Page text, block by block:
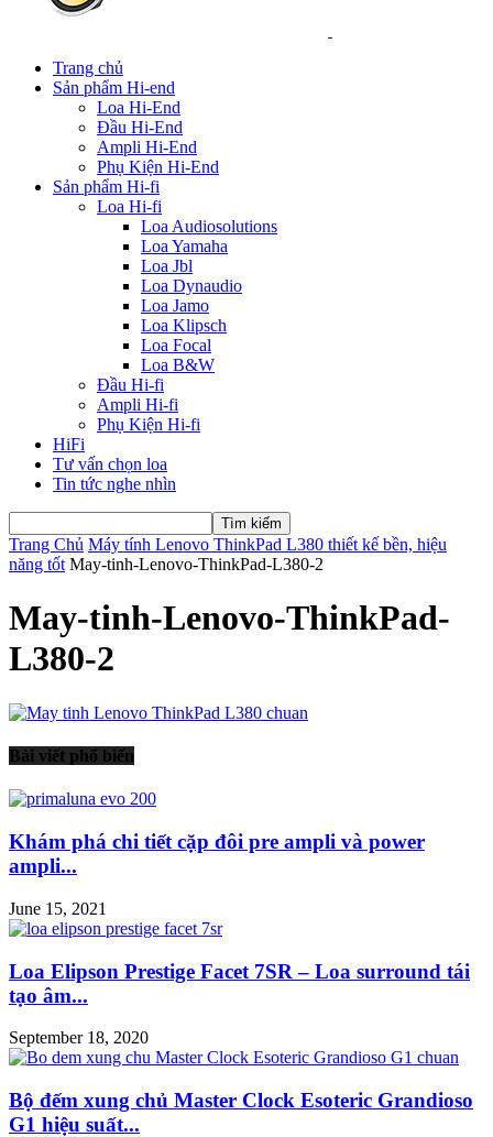
Trang chủ
Sản phẩm Hi-end
Loa Hi-End
Đầu Hi-End
Ampli Hi-End
Phụ Kiện Hi-End
Sản phẩm Hi-fi
Loa Hi-fi
Loa Audiosolutions
Loa Yamaha
Loa Jbl
Loa Dynaudio
Loa Jamo
Loa Klipsch
Loa Focal
Loa B&W
Đầu Hi-fi
Ampli Hi-fi
Phụ Kiện Hi-fi
HiFi
Tư vấn chọn loa
Tin tức nghe nhìn
Trang Chủ Máy tính Lenovo ThinkPad L380 thiết kế bền, hiệu
năng tốt May-tinh-Lenovo-ThinkPad-L380-2
May-tinh-Lenovo-ThinkPad-
L380-2
Bài viết phổ biến
Khám phá chi tiết cặp đôi pre ampli và power
ampli...
June 15, 2021
Loa Elipson Prestige Facet 7SR – Loa surround tái
tạo âm...
September 18, 2020
Bộ đếm xung chủ Master Clock Esoteric Grandioso
G1 hiệu suất...